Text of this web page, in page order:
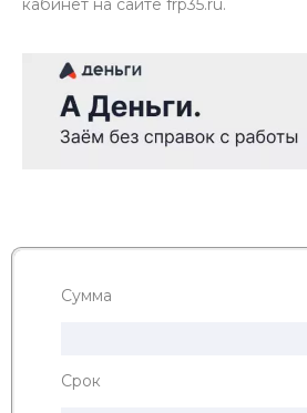
кабинет на сайте frp35.ru.
Сумма
Срок